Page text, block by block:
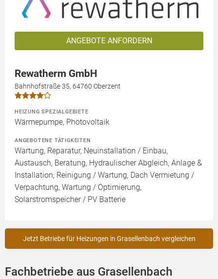
ANGEBOTE ANFORDERN
Rewatherm GmbH
Bahnhofstraße 35, 64760 Oberzent
HEIZUNG SPEZIALGEBIETE
Wärmepumpe, Photovoltaik
ANGEBOTENE TÄTIGKEITEN
Wartung, Reparatur, Neuinstallation / Einbau,
Austausch, Beratung, Hydraulischer Abgleich, Anlage &
Installation, Reinigung / Wartung, Dach Vermietung /
Verpachtung, Wartung / Optimierung,
Solarstromspeicher / PV Batterie
Jetzt Betriebe für Heizungen in Grasellenbach vergleichen
Fachbetriebe aus Grasellenbach